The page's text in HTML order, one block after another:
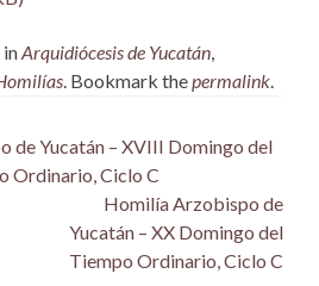
inArquidiócesis de Yucatán
. Bookmark the permalink
de Yucatán – XVIII Domingo del
Ordinario, Ciclo C
Homilía Arzobispo de
Yucatán – XX Domingo del
Tiempo Ordinario, Ciclo C